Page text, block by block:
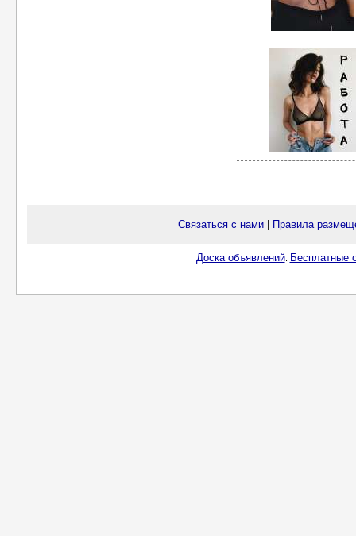
Связаться с нами Правила
Доска объявлений. Бесплатные